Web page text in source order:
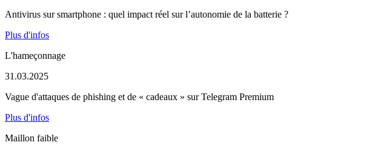
Antivirus sur smartphone : quel impact réel sur l’autonomie de la batterie ?
Plus d'infos
L'hameçonnage
31.03.2025
Vague d'attaques de phishing et de « cadeaux » sur Telegram Premium
Plus d'infos
Maillon faible